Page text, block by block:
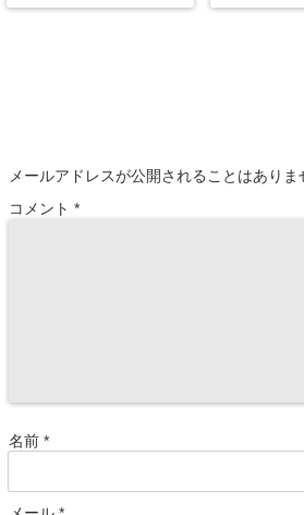
メールアドレスが公開されることはありま
コメント *
名前 *